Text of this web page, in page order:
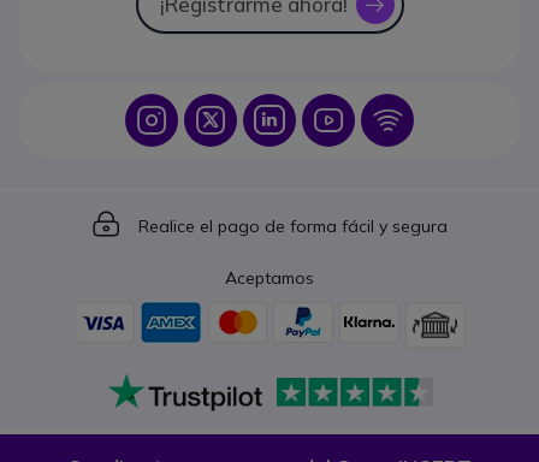
icon
Icon IconIcon Icon Icon
Icon
Realice el pago de forma fácil y segura
Aceptamos